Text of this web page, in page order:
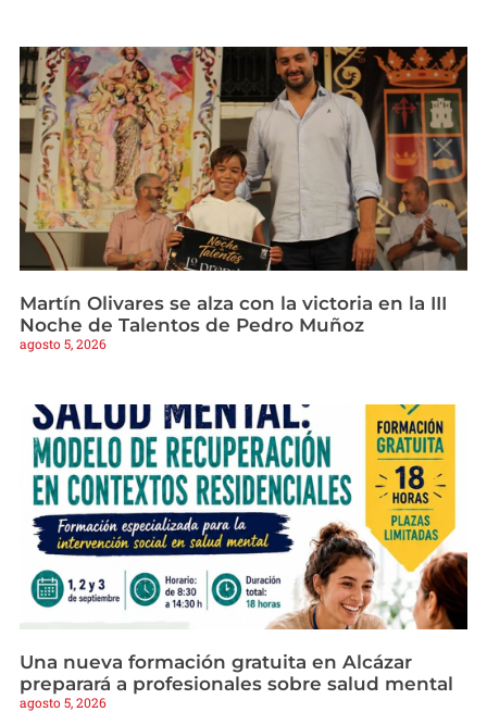
Martín Olivares se alza con la victoria en la III
Noche de Talentos de Pedro Muñoz
agosto 5, 2026
Una nueva formación gratuita en Alcázar
preparará a profesionales sobre salud mental
agosto 5, 2026